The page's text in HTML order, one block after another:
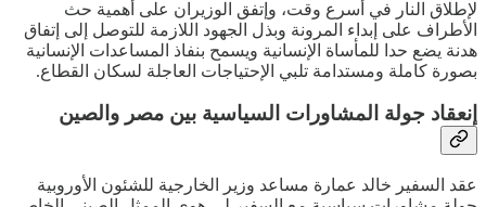
لإطلاق النار في أسرع وقت، وإتفق الوزيران على أهمية حث
الأطراف على إبداء المرونة وبذل الجهود اللازمة للتوصل إلى إتفاق
هدنة يضع حدا للمأساة الإنسانية ويسمح بنفاذ المساعدات الإنسانية
بصورة كاملة ومستدامة تلبي الإحتياجات العاجلة لسكان القطاع.
إنعقاد جولة المشاورات السياسية بين مصر والصين
عقد السفير خالد عمارة مساعد وزير الخارجية للشئون الأوروبية